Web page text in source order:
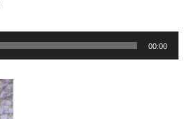
00:00